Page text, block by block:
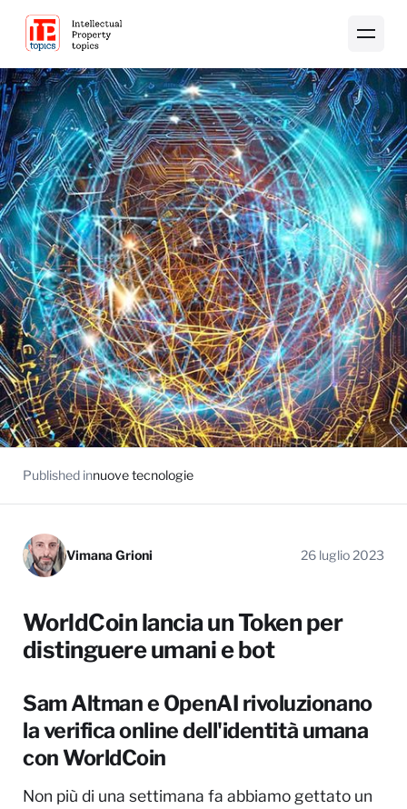
Published innuove tecnologie
Vimana Grioni 26 luglio 2023
WorldCoin lancia un Token per
distinguere umani e bot
Sam Altman e OpenAI rivoluzionano
la verifica online dell'identità umana
con WorldCoin
Non più di una settimana fa abbiamo gettato un